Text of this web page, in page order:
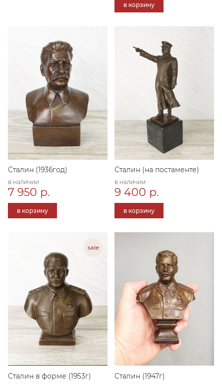
в корзину
Сталин (1936год)
в наличии
7 950 р.
в корзину
Сталин (на постаменте)
в наличии
9 400 р.
в корзину
Сталин в форме (1953г) Сталин (1947г)